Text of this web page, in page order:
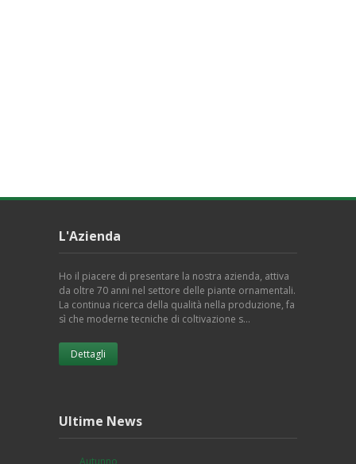
L'Azienda
Ho il piacere di presentare la nostra azienda, attiva
da oltre 70 anni nel settore delle piante ornamentali.
La continua ricerca della qualità nella produzione, fa
sì che moderne tecniche di coltivazione s…
Dettagli
Ultime News
Autunno